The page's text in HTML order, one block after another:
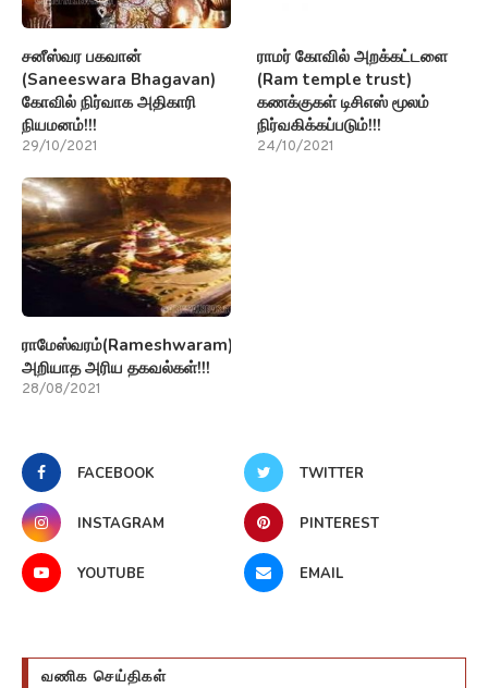
சனீஸ்வர பகவான்
(Saneeswara Bhagavan)
கோவில் நிர்வாக அதிகாரி
நியமனம்!!!
29/10/2021
ராமர் கோவில் அறக்கட்டளை
(Ram temple trust)
கணக்குகள் டிசிஎஸ் மூலம்
நிர்வகிக்கப்படும்!!!
24/10/2021
ராமேஸ்வரம்(Rameshwaram)பற்றி
அறியாத அரிய தகவல்கள்!!!
28/08/2021
FACEBOOK TWITTER
INSTAGRAM PINTEREST
YOUTUBE EMAIL
வணிக செய்திகள்